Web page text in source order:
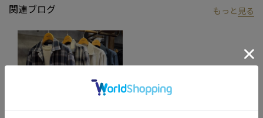
関連ブログ もっと 見る